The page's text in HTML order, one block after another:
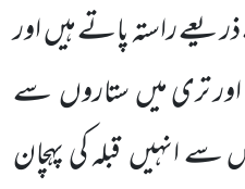
راستہ پاتے ہیںاور
تری میںستاروںسے
سے انہیںقبلہ کی پہچان